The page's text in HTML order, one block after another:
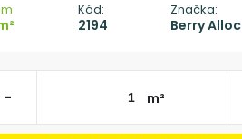
Kód:
2194
Značka:
Berry Alloc
- m²